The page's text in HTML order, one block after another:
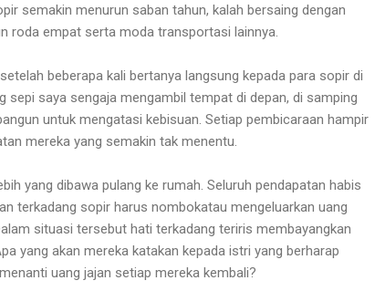
semakin menurun saban tahun, kalah bersaing dengan
roda empat serta moda transportasi lainnya.
beberapa kali bertanya langsung kepada para sopir di
sepi saya sengaja mengambil tempat di depan, di samping
untuk mengatasi kebisuan. Setiap pembicaraan hampir
mereka yang semakin tak menentu.
yang dibawa pulang ke rumah. Seluruh pendapatan habis
terkadang sopir harus nombokatau mengeluarkan uang
situasi tersebut hati terkadang teriris membayangkan
yang akan mereka katakan kepada istri yang berharap
uang jajan setiap mereka kembali?